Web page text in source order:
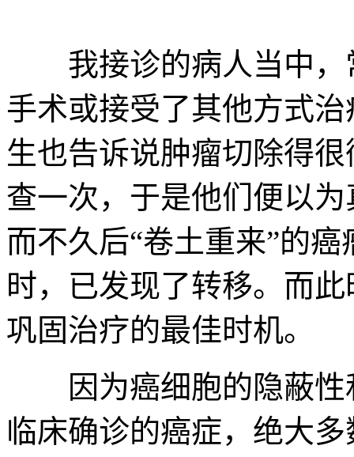
我接诊的病人当中，
手术或接受了其他方式
生也告诉说肿瘤切除得
查一次，于是他们便以
而不久后“卷土重来”的
时，已发现了转移。而
巩固治疗的最佳时机。
因为癌细胞的隐蔽性
临床确诊的癌症，绝大